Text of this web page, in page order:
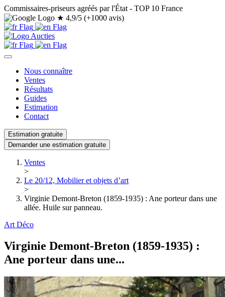
Commissaires-priseurs agréés par l'État - TOP 10 France
★ 4,9/5 (+1000 avis)
Nous connaître
Ventes
Résultats
Guides
Estimation
Contact
Estimation gratuite
Demander une estimation gratuite
Ventes
>
Le 20/12, Mobilier et objets d’art
>
Virginie Demont-Breton (1859-1935) : Ane porteur dans une
allée. Huile sur panneau.
Art Déco
Virginie Demont-Breton (1859-1935) :
Ane porteur dans une...